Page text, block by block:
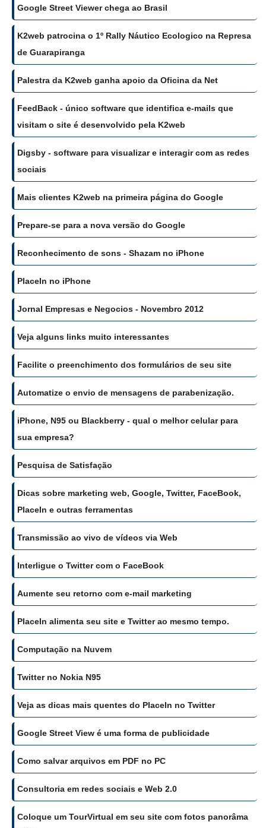
Google Street Viewer chega ao Brasil
K2web patrocina o 1º Rally Náutico Ecologico na Represa
de Guarapiranga
Palestra da K2web ganha apoio da Oficina da Net
FeedBack - único software que identifica e-mails que
visitam o site é desenvolvido pela K2web
Digsby - software para visualizar e interagir com as redes
sociais
Mais clientes K2web na primeira página do Google
Prepare-se para a nova versão do Google
Reconhecimento de sons - Shazam no iPhone
PlaceIn no iPhone
Jornal Empresas e Negocios - Novembro 2012
Veja alguns links muito interessantes
Facilite o preenchimento dos formulários de seu site
Automatize o envio de mensagens de parabenização.
iPhone, N95 ou Blackberry - qual o melhor celular para
sua empresa?
Pesquisa de Satisfação
Dicas sobre marketing web, Google, Twitter, FaceBook,
PlaceIn e outras ferramentas
Transmissão ao vivo de vídeos via Web
Interligue o Twitter com o FaceBook
Aumente seu retorno com e-mail marketing
PlaceIn alimenta seu site e Twitter ao mesmo tempo.
Computação na Nuvem
Twitter no Nokia N95
Veja as dicas mais quentes do PlaceIn no Twitter
Google Street View é uma forma de publicidade
Como salvar arquivos em PDF no PC
Consultoria em redes sociais e Web 2.0
Coloque um TourVirtual em seu site com fotos panorâma